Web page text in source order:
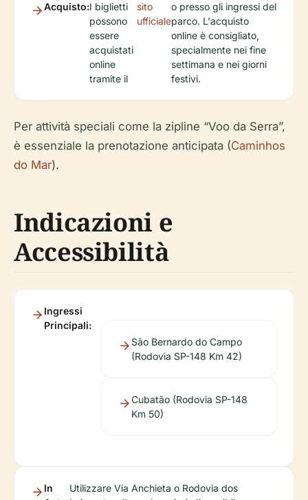
Acquisto:I biglietti
possono
essere
acquistati
online
tramite il
sito
ufficiale
o presso gli ingressi del
parco. L'acquisto
online è consigliato,
specialmente nei fine
settimana e nei giorni
festivi.
Per attività speciali come la zipline “Voo da Serra”,
è essenziale la prenotazione anticipata (Caminhos
do Mar).
Indicazioni e
Accessibilità
Ingressi
Principali:
São Bernardo do Campo
(Rodovia SP-148 Km 42)
Cubatão (Rodovia SP-148
Km 50)
In
Utilizzare Via Anchieta o Rodovia dos